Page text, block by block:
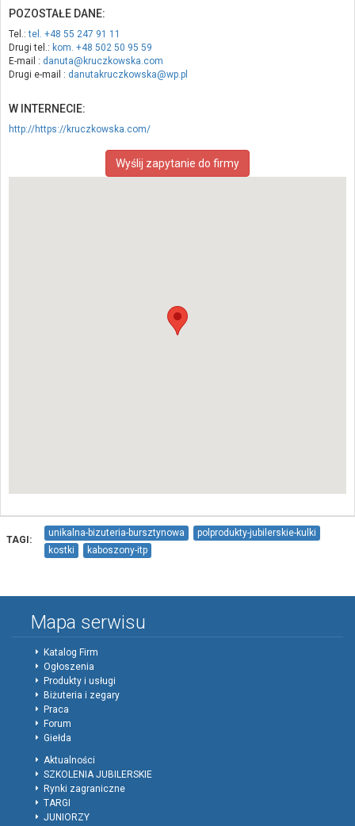
POZOSTAŁE DANE:
Tel.:tel. +48 55 247 91 11
Drugi tel.: kom. +48 502 50 95 59
E-mail : danuta@kruczkowska.com
Drugi e-mail : danutakruczkowska@wp.pl
W INTERNECIE:
http://https://kruczkowska.com/
Wyślij zapytanie do firmy
TAGI:
unikalna-bizuteria-bursztynowa
polprodukty-jubilerskie-kulki
kostki
kaboszony-itp
Mapa serwisu
Katalog Firm
Ogłoszenia
Produkty i usługi
Biżuteria i zegary
Praca
Forum
Giełda
Aktualności
SZKOLENIA JUBILERSKIE
Rynki zagraniczne
TARGI
JUNIORZY